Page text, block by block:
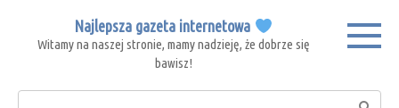
content
Najlepsza gazeta internetowa
Witamy na naszej stronie, mamy nadzieję, że dobrze się
bawisz!
Search: